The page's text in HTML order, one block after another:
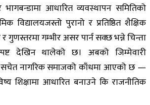
आधारित व्यवस्थापन समितिको
विद्यालयजस्तो पुरानो र प्रतिष्ठित शैक्षिक
गुणस्तरमा गम्भीर असर पार्न सक्छ भन्ने चिन्ता
देखिन थालेको छ। अबको जिम्मेवारी
सचेत नागरिक समाजको काँधमा आएको छ —
शिक्षामा आधारित बनाउने कि राजनीतिक